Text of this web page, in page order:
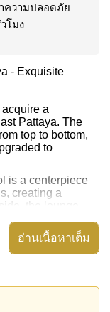
ความปลอดภัย
โมง
- Exquisite
a
Pattaya. The
top to bottom,
to
is a centerpiece
creating a
the lounge,
chef's dream,
downtown
offers a central
อ่านเนื้อหาเต็ม